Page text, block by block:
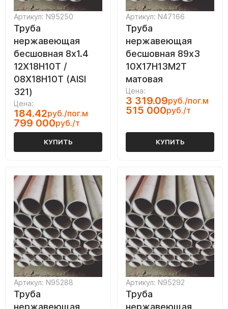
Артикул: N95250
Труба
нержавеющая
бесшовная 8х1.4
12Х18Н10Т /
08Х18Н10Т (AISI
321)
Цена:
184.42руб./пог.м
799 000руб./т
КУПИТЬ
Артикул: N47166
Труба
нержавеющая
бесшовная 89х3
10Х17Н13М2Т
матовая
Цена:
3 319.09руб./пог.м
515 000руб./т
КУПИТЬ
Артикул: N95288
Труба
Артикул: N95292
Труба